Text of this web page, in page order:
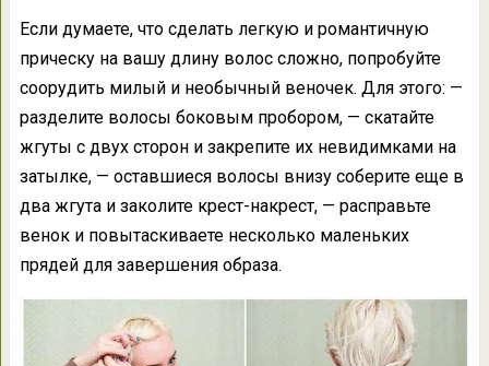
Если думаете, что сделать легкую и романтичную
прическу на вашу длину волос сложно, попробуйте
соорудить милый и необычный веночек. Для этого: —
разделите волосы боковым пробором, — скатайте
жгуты с двух сторон и закрепите их невидимками на
затылке, — оставшиеся волосы внизу соберите еще в
два жгута и заколите крест-накрест, — расправьте
венок и повытаскиваете несколько маленьких
прядей для завершения образа.